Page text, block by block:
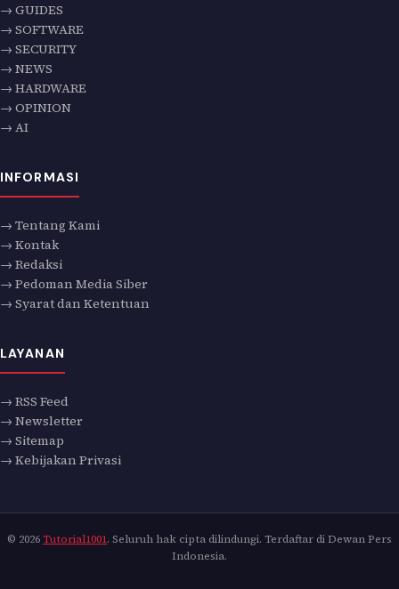
→ GUIDES
→ SOFTWARE
→ SECURITY
→ NEWS
→ HARDWARE
→ OPINION
→ AI
INFORMASI
→ Tentang Kami
→ Kontak
→ Redaksi
→ Pedoman Media Siber
→ Syarat dan Ketentuan
LAYANAN
→ RSS Feed
→ Newsletter
→ Sitemap
→ Kebijakan Privasi
© 2026Tutorial1001. Seluruh hak cipta dilindungi. Terdaftar di Dewan Pers
Indonesia.